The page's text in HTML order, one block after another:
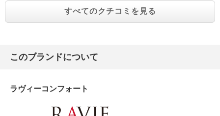
すべてのクチコミを見る
このブランドについて
ラヴィーコンフォート